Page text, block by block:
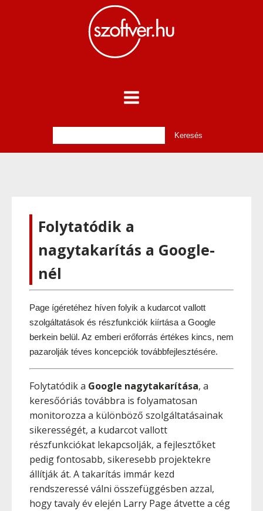
Folytatódik a
nagytakarítás a Google-
nél
Page ígéretéhez híven folyik a kudarcot vallott
szolgáltatások és részfunkciók kiírtása a Google
berkein belül. Az emberi erőforrás értékes kincs, nem
pazarolják téves koncepciók továbbfejlesztésére.
Folytatódik a Google nagytakarítása, a
keresőóriás továbbra is folyamatosan
monitorozza a különböző szolgáltatásainak
sikerességét, a kudarcot vallott
részfunkciókat lekapcsolják, a fejlesztőket
pedig fontosabb, sikeresebb projektekre
állítják át. A takarítás immár kezd
rendszeressé válni összefüggésben azzal,
hogy tavaly év elején Larry Page átvette a cég